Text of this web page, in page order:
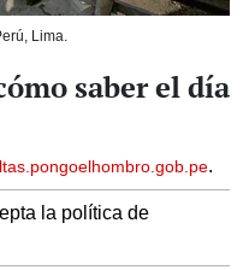
Lima.
saber el día
.
la política de